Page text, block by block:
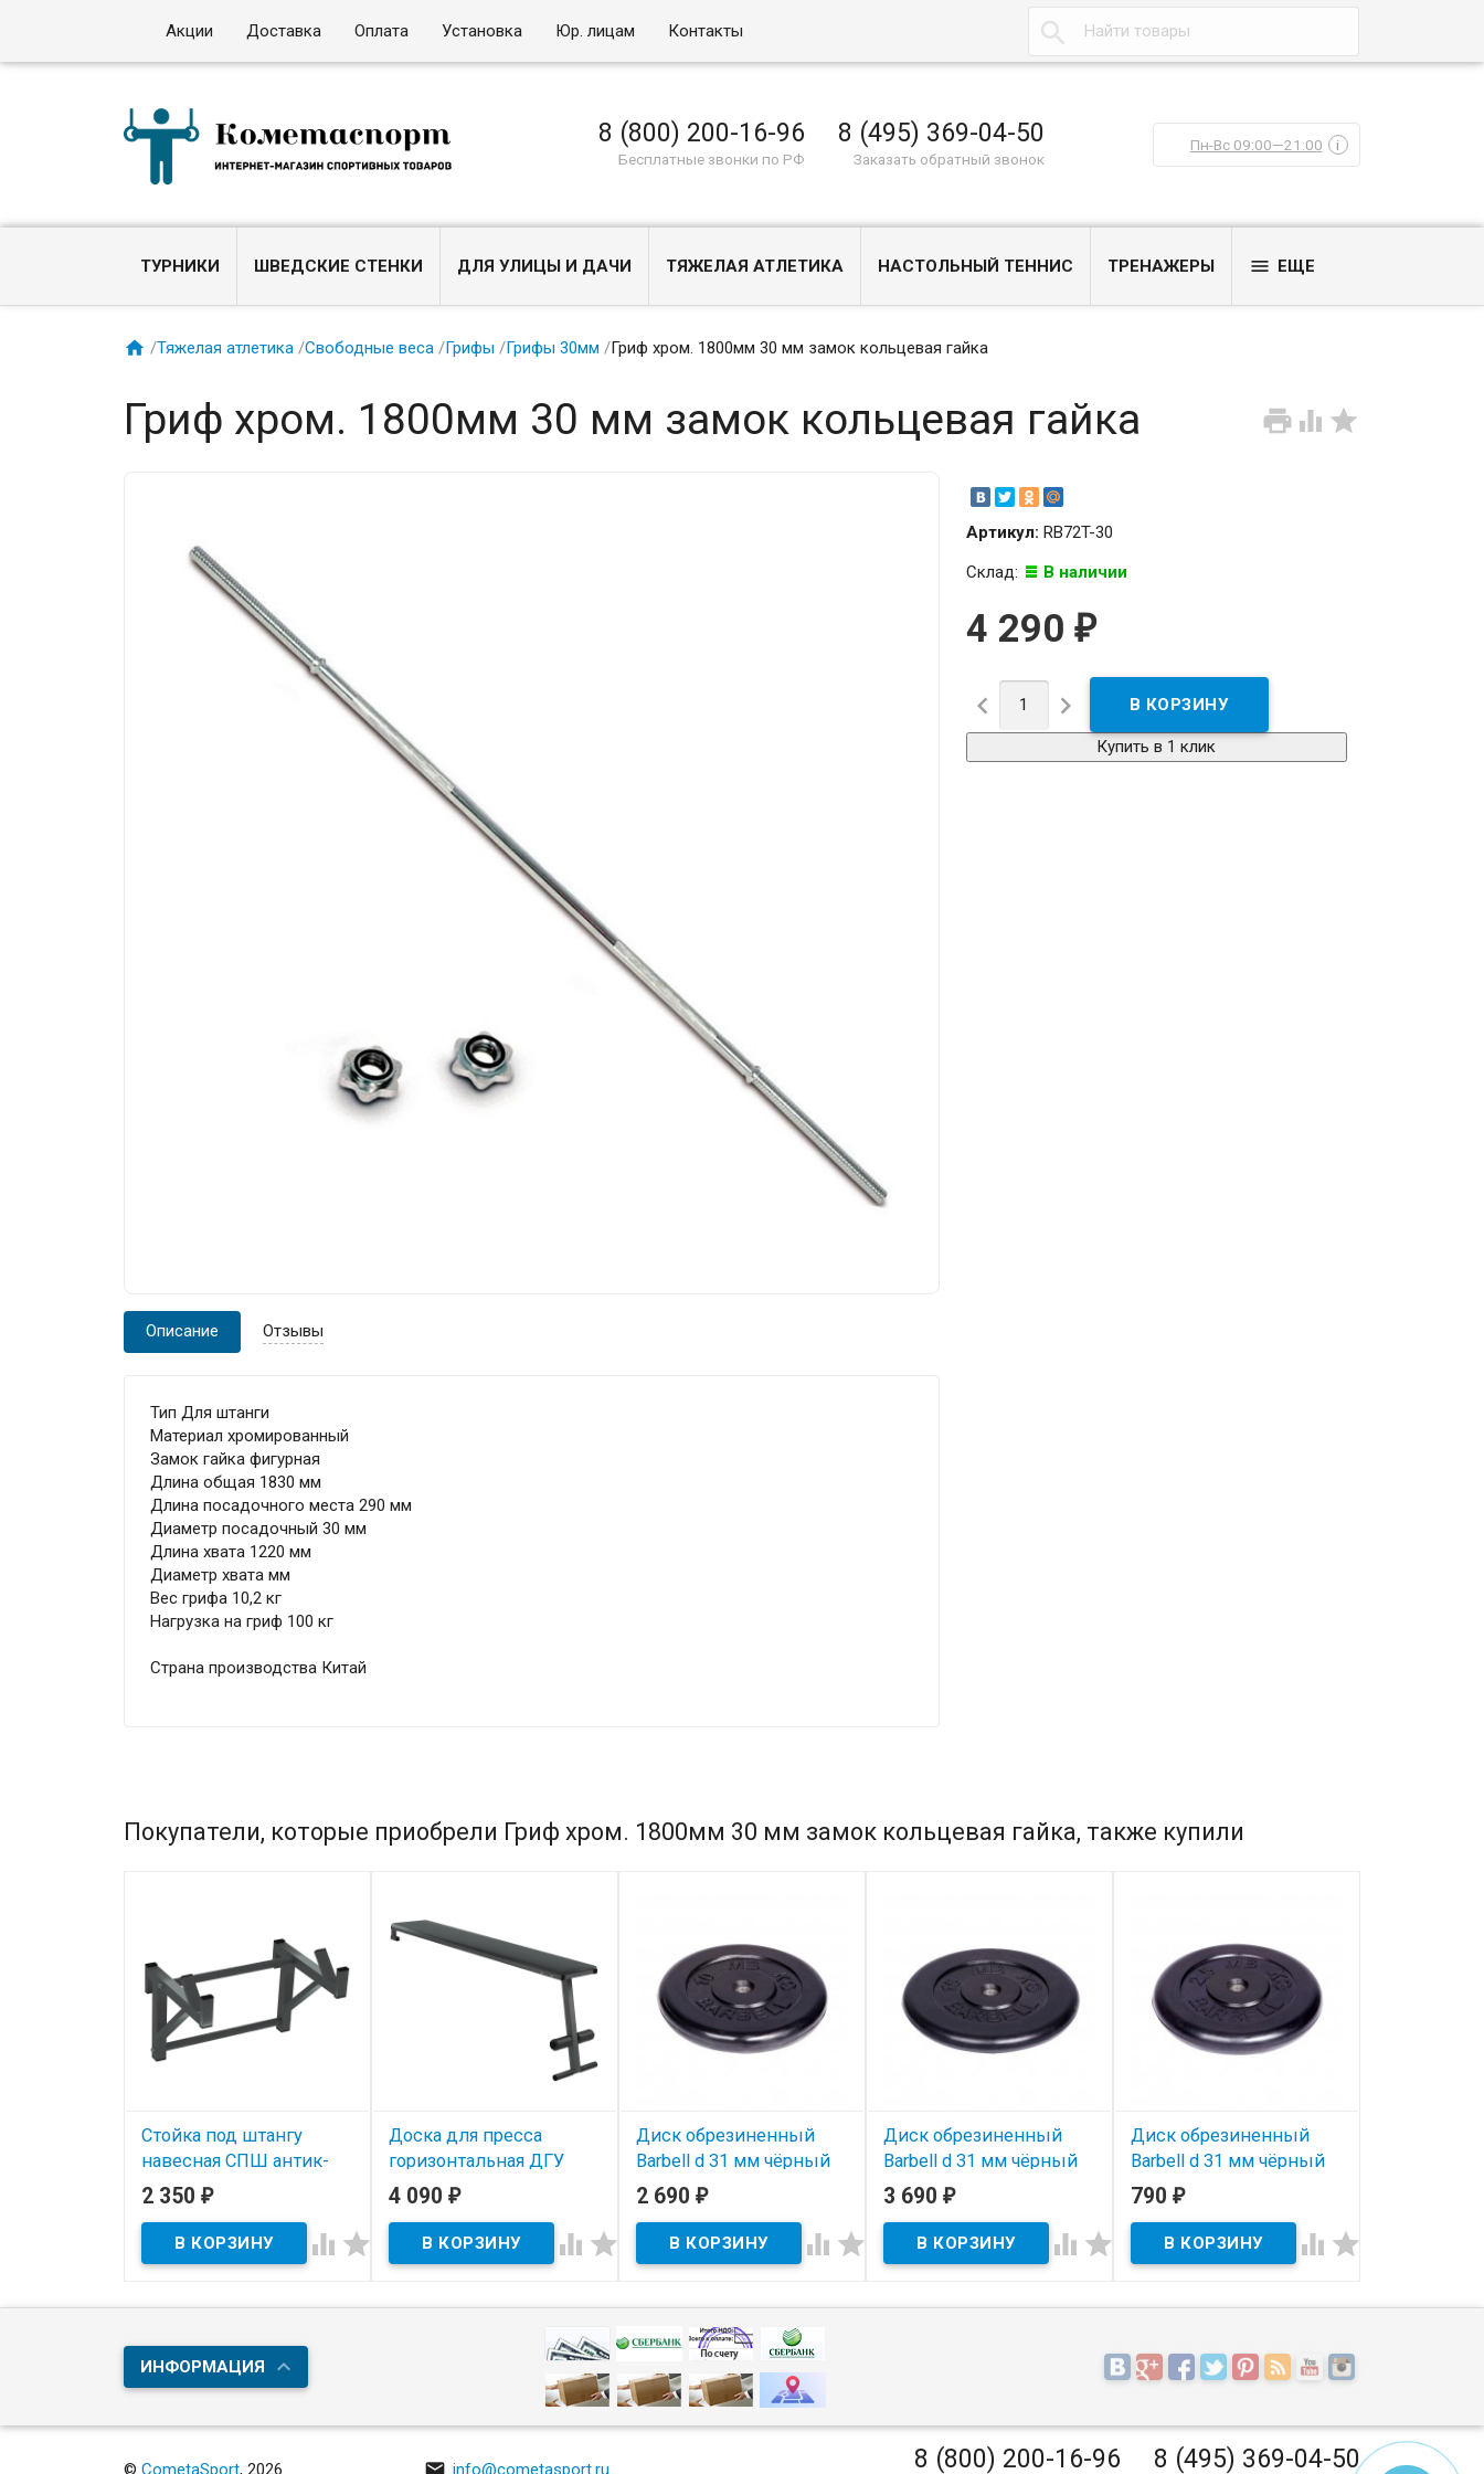
Акции Доставка Оплата Установка Юр. лицам Контакты 
8 (800) 200-16-96
Бесплатные звонки по РФ
8 (495) 369-04-50
Заказать обратный звонок
Пн-Вс 09:00—21:00 i
ТУРНИКИ ШВЕДСКИЕ СТЕНКИ ДЛЯ УЛИЦЫ И ДАЧИ ТЯЖЕЛАЯ АТЛЕТИКА НАСТОЛЬНЫЙ ТЕННИС ТРЕНАЖЕРЫ  ЕЩЕ
 /Тяжелая атлетика /Свободные веса /Грифы /Грифы 30мм /Гриф хром. 1800мм 30 мм замок кольцевая гайка
  
Гриф хром. 1800мм 30 мм замок кольцевая гайка
Артикул: RB72T-30
Склад:
В наличии
4 290 ₽
 
Купить в 1 клик
Описание Отзывы
Тип Для штанги
Материал хромированный
Замок гайка фигурная
Длина общая 1830 мм
Длина посадочного места 290 мм
Диаметр посадочный 30 мм
Длина хвата 1220 мм
Диаметр хвата мм
Вес грифа 10,2 кг
Нагрузка на гриф 100 кг
Страна производства Китай
Покупатели, которые приобрели Гриф хром. 1800мм 30 мм замок кольцевая гайка, также купили
Стойка под штангу
навесная СПШ антик-
серебро
В наличии
Стойка под штангу навесная
стенкам. Нагрузка до 180кг.
2 350₽
 
Доска для пресса
горизонтальная ДГУ
антик-серебро
В наличии
Доска для пресса
деревянных шведских стенок.
4 090₽
 
Диск обрезиненный
Barbell d 31 мм чёрный
10 кг
В наличии
2 690₽
 
Диск обрезиненный
Barbell d 31 мм чёрный
15 кг
В наличии
3 690₽
 
Диск обрезиненный
Barbell d 31 мм чёрный
2,5 кг
В наличии
790₽
 
ИНФОРМАЦИЯ
©CometaSport, 2026 info@cometasport.ru 8 (800) 200-16-96 8 (495) 369-04-50